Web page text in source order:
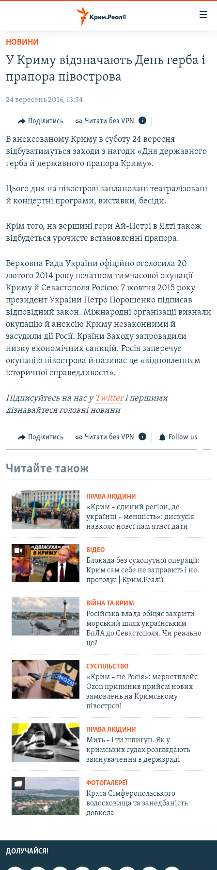
Перейти
основного
матеріалу
Перейти
до
навігації
Перейти
до
пошуку
ВОДА.КРИМ
ВІДЕО ТА ФОТО
ПОЛІТИКА
БЛОГИ
ПОГЛЯД
ІНТЕРВ'Ю
СПЕЦПРОЕКТИ
ВІДЕОУРОКИ «ELIFBE»
СВІДЧЕННЯ ОКУПАЦІЇ
УКРАЇНСЬКА ПРОБЛЕМА КРИМУ
ІНФОГРАФІКА
ЯК ОБІЙТИ БЛОКУВАННЯ
Русский
ДОЛУЧАЙСЯ!
Усі сайти RFE/RL
НОВИНИ
У Криму відзначають День герба і
прапора півострова
24 вересень 2016, 13:34
Поділитись Читати без VPN
В анексованому Криму в суботу 24 вересня
відбуватимуться заходи з нагоди «Дня державного
герба й державного прапора Криму».
Цього дня на півострові заплановані театралізовані
й концертні програми, виставки, бесіди.
Крім того, на вершині гори Ай-Петрі в Ялті також
відбудеться урочисте встановленні прапора.
Верховна Рада України офіційно оголосила 20
лютого 2014 року початком тимчасової окупації
Криму й Севастополя Росією. 7 жовтня 2015 року
президент України Петро Порошенко підписав
відповідний закон. Міжнародні організації визнали
окупацію й анексію Криму незаконними й
засудили дії Росії. Країни Заходу запровадили
низку економічних санкцій. Росія заперечує
окупацію півострова й називає це «відновленням
історичної справедливості».
Підписуйтесь на наc у Twitterі першими
дізнавайтеся головні новини
Поділитись Читати без VPN Follow us
Читайте також
ПРАВА ЛЮДИНИ
«Крим – єдиний регіон, де
українці – меншість»: дискусія
навколо нової пам'ятної дати
ВІДЕО
Блокада без сухопутної операції:
Крим сам себе не заправить і не
прогодує | Крим.Реалії
ВІЙНА ТА КРИМ
Російська влада обіцяє закрити
морський шлях українським
БпЛА до Севастополя. Чи реально
це?
СУСПІЛЬСТВО
«Крим – не Росія»: маркетплейс
Ozon припинив прийом нових
замовлень на Кримському
півострові
ПРАВА ЛЮДИНИ
Мить – і ти шпигун. Як у
кримських судах розглядають
звинувачення в держзраді
ФОТОГАЛЕРЕЇ
Краса Сімферопольського
водосховища та занедбаність
довкола
ДОЛУЧАЙСЯ!